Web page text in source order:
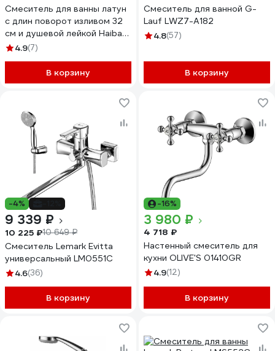
Смеситель для ванны латун
с длин поворот изливом 32
см и душевой лейкой Haiba
хром HB2124 539060
4.9(7)
В корзину
Смеситель для ванной G-
Lauf LWZ7-A182
4.8(57)
В корзину
-4%
9 339 ₽
10 225 ₽10 649 ₽
Смеситель Lemark Evitta
универсальный LM0551C
4.6(36)
В корзину
-16%
3 980 ₽
4 718 ₽
Настенный смеситель для
кухни OLIVE'S 01410GR
4.9(12)
В корзину